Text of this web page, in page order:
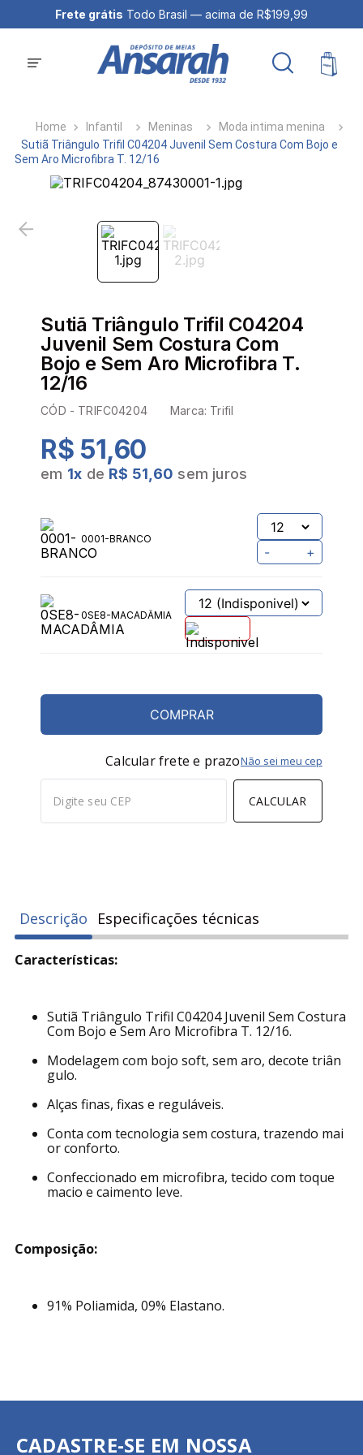
Frete grátis Todo Brasil — acima de R$199,99
Infantil Meninas
Moda intima menina
Sutiã Triângulo Trifil C04204 Juvenil Sem Costura Com Bojo e
Sem Aro Microfibra T. 12/16
Sutiã Triângulo Trifil C04204
Juvenil Sem Costura Com
Bojo e Sem Aro Microfibra T.
12/16
CÓD - TRIFC04204 Marca: Trifil
R$ 51,60
em 1x de R$ 51,60 sem juros
0001-BRANCO
- +
0SE8-MACADÂMIA
COMPRAR
Calcular frete e prazo
CALCULAR
Não sei meu cep
Descrição Especificações técnicas
Características:
Sutiã Triângulo Trifil C04204 Juvenil Sem Costura
Com Bojo e Sem Aro Microfibra T. 12/16.
Modelagem com bojo soft, sem aro, decote triân
gulo.
Alças finas, fixas e reguláveis.
Conta com tecnologia sem costura, trazendo mai
or conforto.
Confeccionado em microfibra, tecido com toque
macio e caimento leve.
Composição:
91% Poliamida, 09% Elastano.
CADASTRE-SE EM NOSSA